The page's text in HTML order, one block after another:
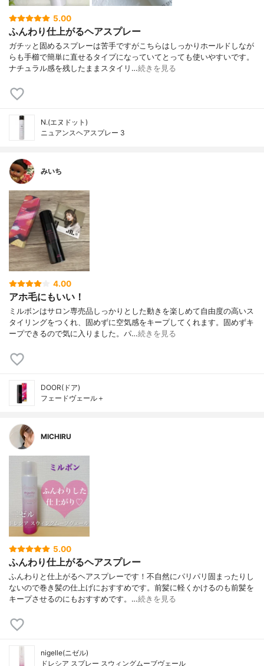
5.00
ふんわり仕上がるヘアスプレー
ガチッと固めるスプレーは苦手ですがこちらはしっかりホールドしなが
らも手櫛で簡単に直せるタイプになっていてとっても使いやすいです。
ナチュラル感を残したままスタイリ…続きを見る
N.(エヌドット)
ニュアンスヘアスプレー 3
みいち
4.00
アホ毛にもいい！
ミルボンはサロン専売品しっかりとした動きを楽しめて自由度の高いス
タイリングをつくれ、固めずに空気感をキープしてくれます。固めずキ
ープできるので気に入りました。パ…続きを見る
DOOR(ドア)
フェードヴェール＋
MICHIRU
5.00
ふんわり仕上がるヘアスプレー
ふんわりと仕上がるヘアスプレーです！不自然にパリパリ固まったりし
ないので巻き髪の仕上げにおすすめです。前髪に軽くかけるのも前髪を
キープさせるのにもおすすめです。…続きを見る
nigelle(ニゼル)
ドレシア スプレー スウィングムーブヴェール